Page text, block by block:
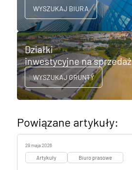
WYSZUKAJ BIURA
Działki
inwestycyjne na sprzedaż
WYSZUKAJ GRUNTY
Powiązane artykuły:
29 maja 2026
Artykuły Biuro prasowe